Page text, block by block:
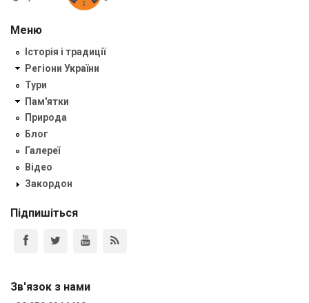
Меню
Історія і традиції
Регіони України
Тури
Пам'ятки
Природа
Блог
Галереї
Відео
Закордон
Підпишіться
Зв'язок з нами